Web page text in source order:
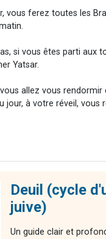
vous ferez toutes les
si vous êtes parti aux
Yatsar.
allez vous rendormir
jour, à votre réveil, vous
Deuil (cycle
juive)
Un guide clair et